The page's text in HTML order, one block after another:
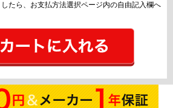
たら、お支払方法選択ページ内の自由記入欄へ